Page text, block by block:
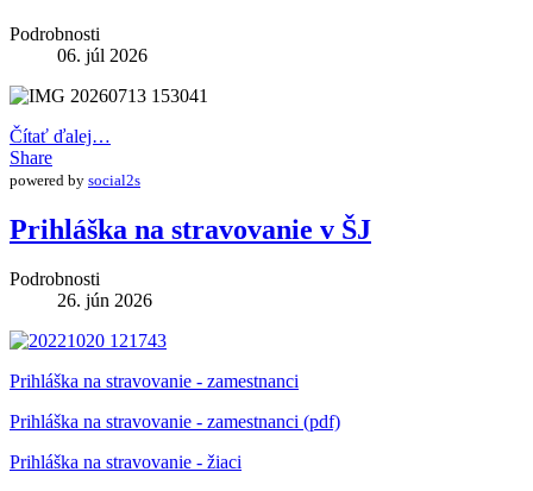
Podrobnosti
06. júl 2026
Čítať ďalej…
Share
powered by social2s
Prihláška na stravovanie v ŠJ
Podrobnosti
26. jún 2026
Prihláška na stravovanie - zamestnanci
Prihláška na stravovanie - zamestnanci (pdf)
Prihláška na stravovanie - žiaci